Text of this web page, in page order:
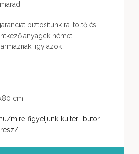
biztosítunk rá, töltő és
anyagok német
így azok
cm
mire-figyeljunk-kulteri-butor-
resz/